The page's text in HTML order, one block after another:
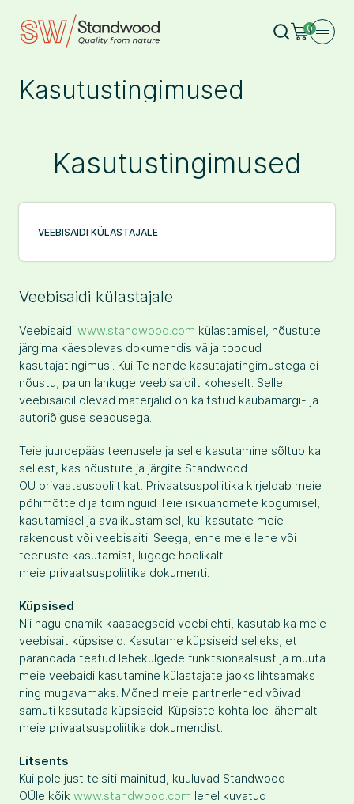
0
Kasutustingimused
Kasutustingimused
Veebisaidi külastajale
Veebisaidi www.standwood.com külastamisel, nõustute
järgima käesolevas dokumendis välja toodud
kasutajatingimusi. Kui Te nende kasutajatingimustega ei
nõustu, palun lahkuge veebisaidilt koheselt. Sellel
veebisaidil olevad materjalid on kaitstud kaubamärgi- ja
autoriõiguse seadusega.
Teie juurdepääs teenusele ja selle kasutamine sõltub ka
sellest, kas nõustute ja järgite Standwood
OÜ privaatsuspoliitikat. Privaatsuspoliitika kirjeldab meie
põhimõtteid ja toiminguid Teie isikuandmete kogumisel,
kasutamisel ja avalikustamisel, kui kasutate meie
rakendust või veebisaiti. Seega, enne meie lehe või
teenuste kasutamist, lugege hoolikalt
meie privaatsuspoliitika dokumenti.
Küpsised
Nii nagu enamik kaasaegseid veebilehti, kasutab ka meie
veebisait küpsiseid. Kasutame küpsiseid selleks, et
parandada teatud lehekülgede funktsionaalsust ja muuta
meie veebaidi kasutamine külastajate jaoks lihtsamaks
ning mugavamaks. Mõned meie partnerlehed võivad
samuti kasutada küpsiseid. Küpsiste kohta loe lähemalt
meie privaatsuspoliitika dokumendist.
Litsents
Kui pole just teisiti mainitud, kuuluvad Standwood
OÜle kõik www.standwood.com lehel kuvatud
VEEBISAIDI KÜLASTAJALE